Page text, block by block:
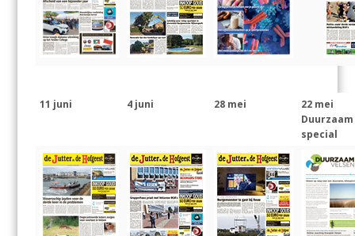
11 juni 4 juni 28 mei
22 mei
Duurzaam
special